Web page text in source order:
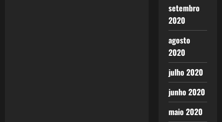
setembro
2020
agosto
2020
julho 2020
junho 2020
maio 2020